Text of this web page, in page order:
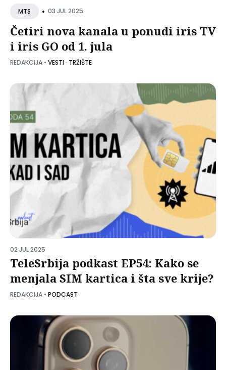
MTS • 03 JUL 2025
Četiri nova kanala u ponudi iris TV
i iris GO od 1. jula
REDAKCIJA • VESTI· TRŽIŠTE
02 JUL 2025
TeleSrbija podkast EP54: Kako se
menjala SIM kartica i šta sve krije?
REDAKCIJA • PODCAST